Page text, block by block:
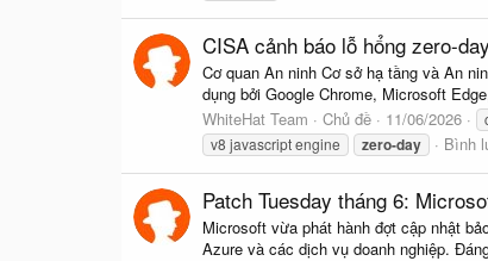
CISA cảnh báo lỗ hổng zero-
Cơ quan An ninh Cơ sở hạ tầng và An
dụng bởi Google Chrome, Microsoft
WhiteHat Team
Chủ đề 11/06/2026
v8 javascript engine
zero-day Bình
Patch Tuesday tháng 6:
Microsoft vừa phát hành đợt cập nhật
Azure và các dịch vụ doanh nghiệp.